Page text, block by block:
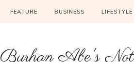
FEATURE BUSINESS LIFESTYLE
Burhan Abe's